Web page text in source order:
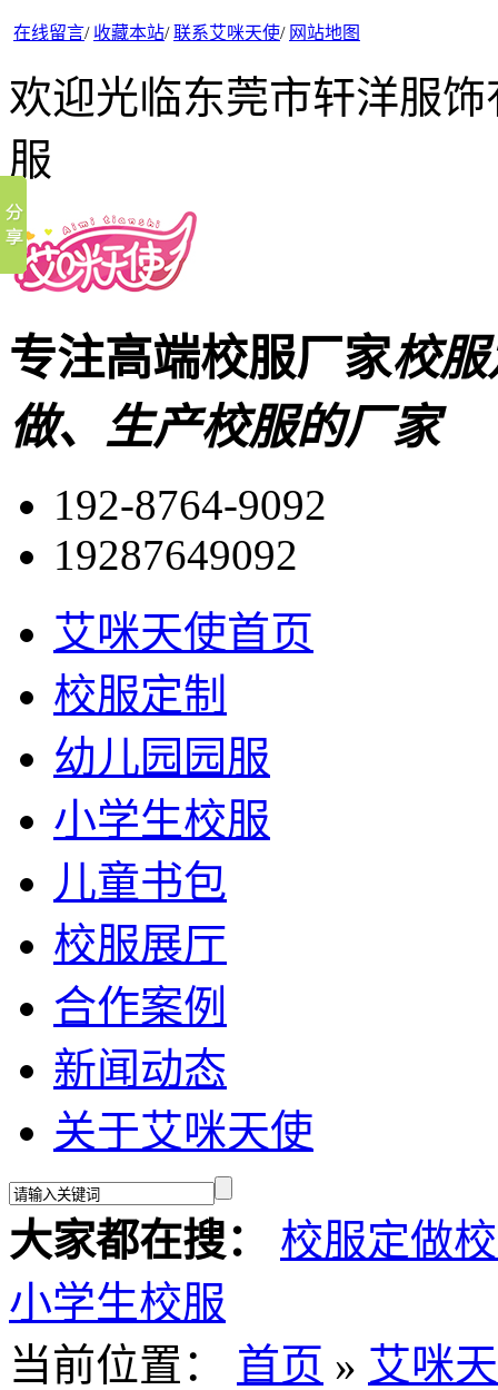
在线留言/ 收藏本站/联系艾咪天使/ 网站地图
欢迎光临东莞市轩洋服
服
专注高端校服厂家校
做、生产校服的厂家
192-8764-9092
19287649092
艾咪天使首页
校服定制
幼儿园园服
小学生校服
儿童书包
校服展厅
合作案例
新闻动态
关于艾咪天使
大家都在搜： 校服定做
小学生校服
当前位置：
首页 » 艾咪